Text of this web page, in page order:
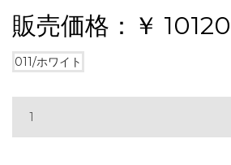
販売価格：￥ 10120
011/ホワイト